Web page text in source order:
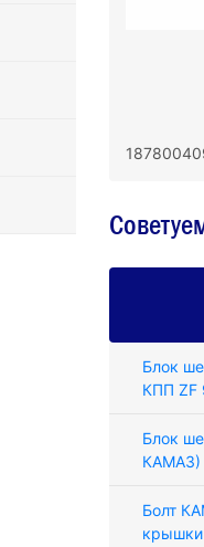
Блок
КПП ZF
Блок
КАМАЗ)
Болт
крышки